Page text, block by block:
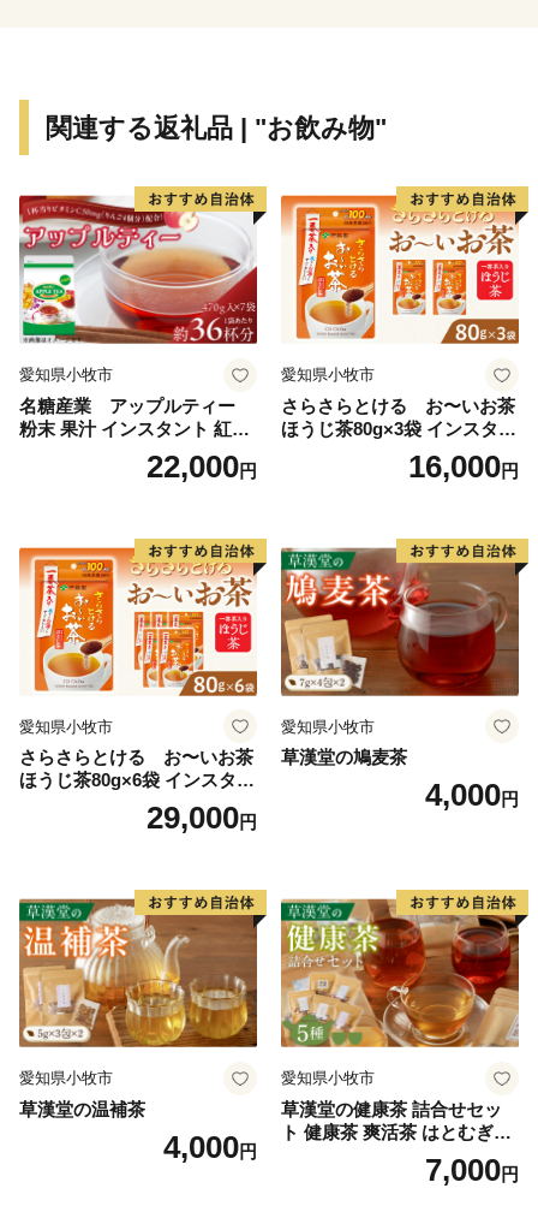
関連する返礼品 | "お飲み物"
愛知県小牧市
名糖産業 アップルティー
粉末 果汁 インスタント 紅茶
ティー ビタミンC 袋 ロング
セラー 粉末飲料 粉末茶 簡単
22,000円
愛知県小牧市
さらさらとける お〜いお茶
ほうじ茶80g×3袋 インスタン
トほうじ茶 粉末ほうじ茶 粉
末茶 おーいお茶 粉末緑茶
16,000円
愛知県小牧市
さらさらとける お〜いお茶
ほうじ茶80g×6袋 インスタン
トほうじ茶 粉末ほうじ茶 粉
末茶 おーいお茶 粉末緑茶
29,000円
愛知県小牧市
草漢堂の鳩麦茶
4,000円
愛知県小牧市
草漢堂の温補茶
4,000円
愛知県小牧市
草漢堂の健康茶 詰合せセッ
ト 健康茶 爽活茶 はとむぎ茶
温補茶 健食茶 和漢紅茶 お茶
7,000円